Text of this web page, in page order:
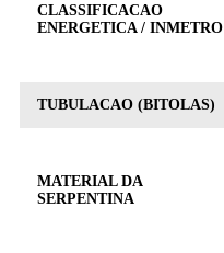
CLASSIFICACAO
ENERGETICA / INMETRO
TUBULACAO (BITOLAS)
MATERIAL DA
SERPENTINA